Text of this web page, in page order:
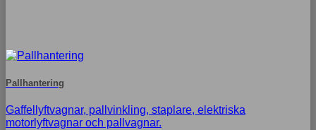
Pallhantering
Gaffellyftvagnar, pallvinkling, staplare, elektriska
motorlyftvagnar och pallvagnar.